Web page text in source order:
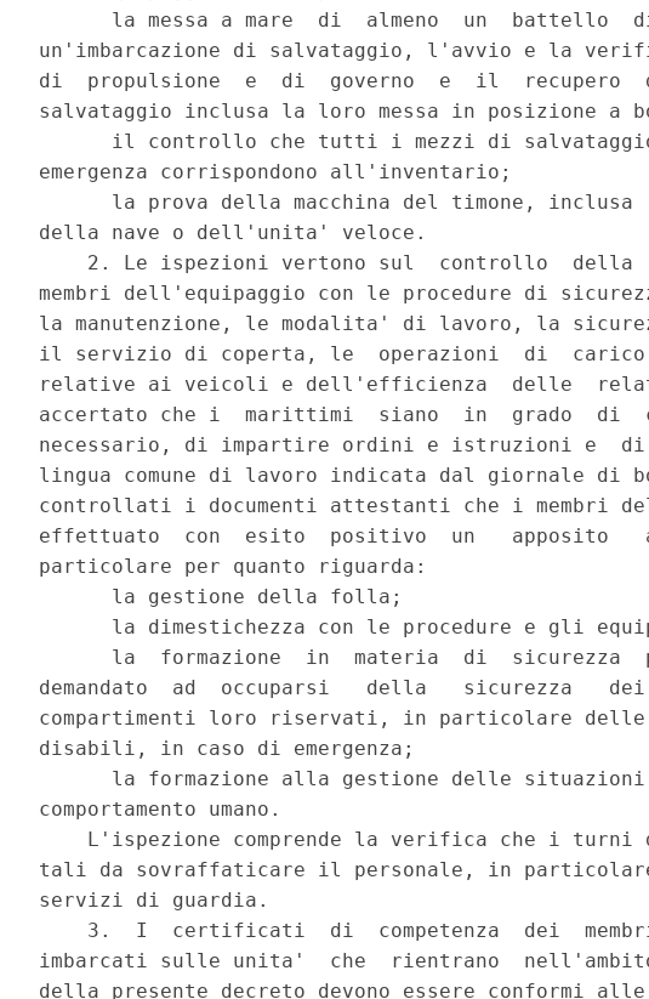
la messa a mare  di  almeno  un  battello
un'imbarcazione di salvataggio, l'avvio e la
di  propulsione  e  di  governo  e  il
salvataggio inclusa la loro messa in posizione a
il controllo che tutti i mezzi di
emergenza corrispondono all'inventario;
la prova della macchina del timone, inclusa
della nave o dell'unita' veloce.
2. Le ispezioni vertono sul  controllo  della
membri dell'equipaggio con le procedure di
la manutenzione, le modalita' di lavoro, la
il servizio di coperta, le  operazioni  di
relative ai veicoli e dell'efficienza  delle
accertato che i  marittimi  siano  in  grado  di
necessario, di impartire ordini e istruzioni e  di
lingua comune di lavoro indicata dal giornale di
controllati i documenti attestanti che i membri
effettuato  con  esito  positivo  un   apposito
particolare per quanto riguarda:
      la gestione della folla;
la dimestichezza con le procedure e gli
la  formazione  in  materia  di  sicurezza
demandato  ad  occuparsi   della   sicurezza
compartimenti loro riservati, in particolare delle
disabili, in caso di emergenza;
la formazione alla gestione delle
comportamento umano.
L'ispezione comprende la verifica che i turni
tali da sovraffaticare il personale, in
servizi di guardia.
3.  I  certificati  di  competenza  dei
imbarcati sulle unita'  che  rientrano
della presente decreto devono essere conformi